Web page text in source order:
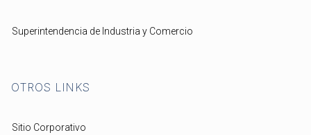
Superintendencia de Industria y Comercio
OTROS LINKS
Sitio Corporativo